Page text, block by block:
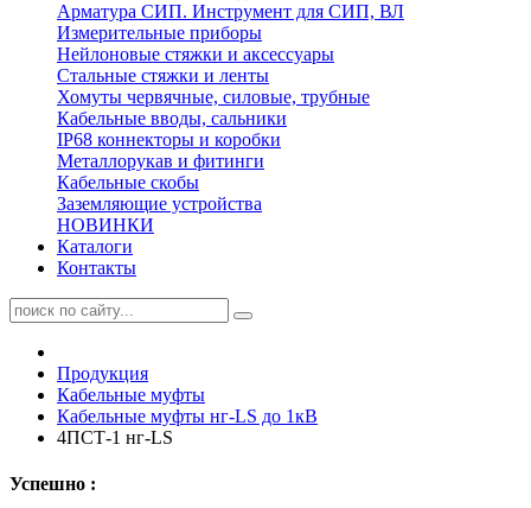
Арматура СИП. Инструмент для СИП, ВЛ
Измерительные приборы
Нейлоновые стяжки и аксессуары
Стальные стяжки и ленты
Хомуты червячные, силовые, трубные
Кабельные вводы, сальники
IP68 коннекторы и коробки
Металлорукав и фитинги
Кабельные скобы
Заземляющие устройства
НОВИНКИ
Каталоги
Контакты
Продукция
Кабельные муфты
Кабельные муфты нг-LS до 1кВ
4ПСТ-1 нг-LS
Успешно :